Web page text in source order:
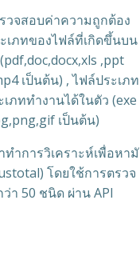
วจสอบค่าความถูกต้อง
เภทของไฟล์ที่เกิดขึ้นบน
,ppt
เป็นต้น) , ไฟล์ประเภท
ภททำงานได้ในตัว (exe
เป็นต้น)
ำการวิเคราะห์เพื่อหามั
โดยใช้การตรวจ
า 50 ชนิด ผ่าน API